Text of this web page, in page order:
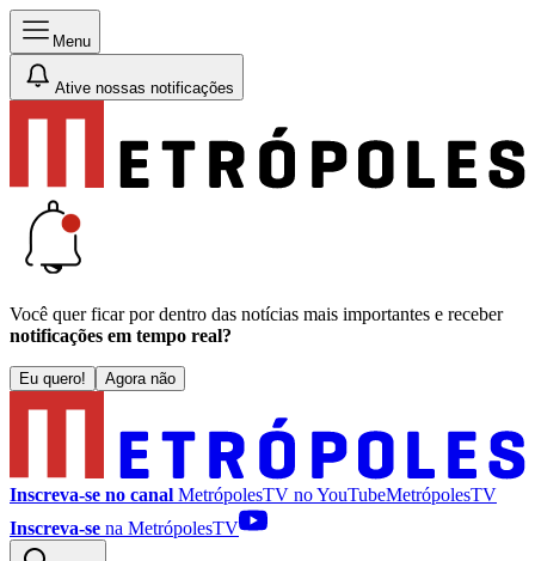
Menu
Ative nossas notificações
Você quer ficar por dentro das notícias mais importantes e receber
notificações em tempo real?
Eu quero! Agora não
Inscreva-se no canal MetrópolesTV noYouTubeMetrópolesTV
Inscreva-se na MetrópolesTV